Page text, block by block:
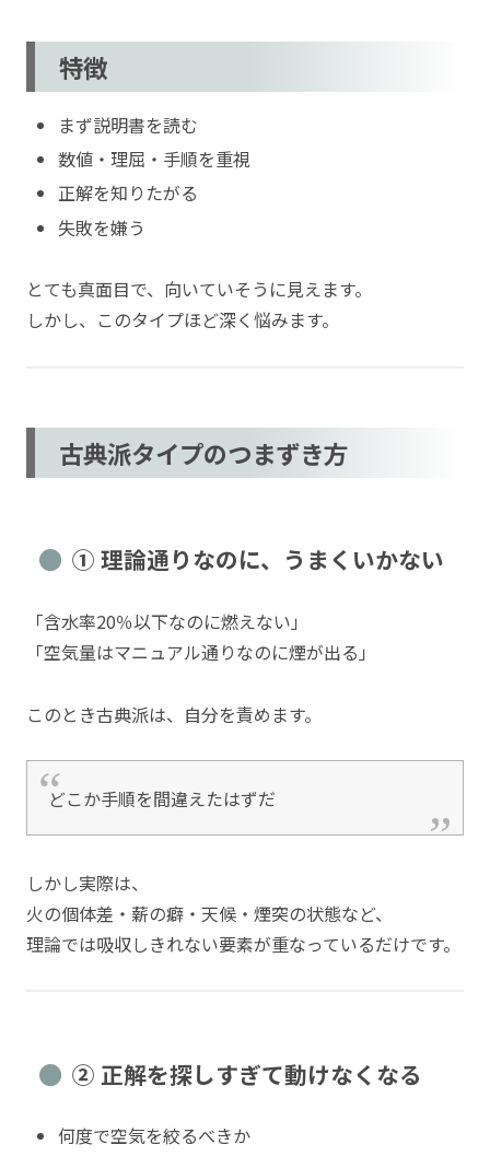
特徴
まず説明書を読む
数値・理屈・手順を重視
正解を知りたがる
失敗を嫌う
とても真面目で、向いていそうに見えます。
しかし、このタイプほど深く悩みます。
古典派タイプのつまずき方
① 理論通りなのに、うまくいかない
「含水率20％以下なのに燃えない」
「空気量はマニュアル通りなのに煙が出る」
このとき古典派は、自分を責めます。
どこか手順を間違えたはずだ
しかし実際は、
火の個体差・薪の癖・天候・煙突の状態など、
理論では吸収しきれない要素が重なっているだけです。
② 正解を探しすぎて動けなくなる
何度で空気を絞るべきか